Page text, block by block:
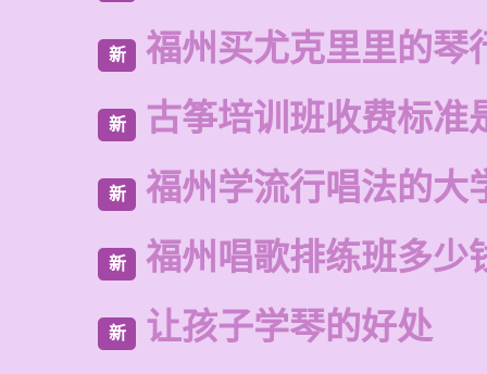
新 福州买尤克里里的琴
新 古筝培训班收费标准
新 福州学流行唱法的大
新 福州唱歌排练班多少
新 让孩子学琴的好处